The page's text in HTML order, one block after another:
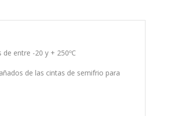
entre -20 y + 250ºC
de las cintas de semifrio para